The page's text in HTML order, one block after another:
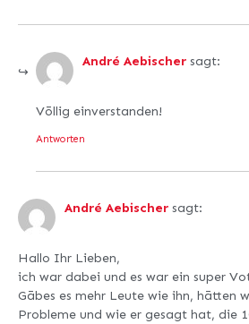
André Aebischer sagt:
Vōllig einverstanden!
Antworten
André Aebischer sagt:
Hallo Ihr Lieben,
ich war dabei und es war ein super
Gābes es mehr Leute wie ihn, hātten
Probleme und wie er gesagt hat, die